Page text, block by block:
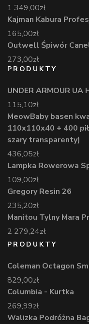
1 349,00zł
Kajman Kabura
165,00zł
Outwell Śpiwór
273,00zł
PRODUKTY
UNDER ARMOUR
115,10zł
MeowBaby basen
110x110x40 + 400
szary transparenty)
436,05zł
Lampka Rowerowa
109,00zł
Gregory Resin 26
235,20zł
Manitou Tylny Mara
2 279,24zł
PRODUKTY
Coleman Octagon
829,00zł
Columbia - Kurtka
269,99zł
Walizka Podróżna